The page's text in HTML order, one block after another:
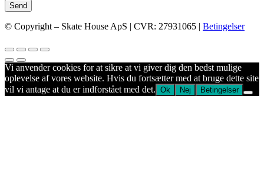
Send
© Copyright – Skate House ApS | CVR: 27931065 | Betingelser
Vi anvender cookies for at sikre at vi giver dig den bedst mulige
oplevelse af vores website. Hvis du fortsætter med at bruge dette site
vil vi antage at du er indforstået med det. Ok Nej Betingelser